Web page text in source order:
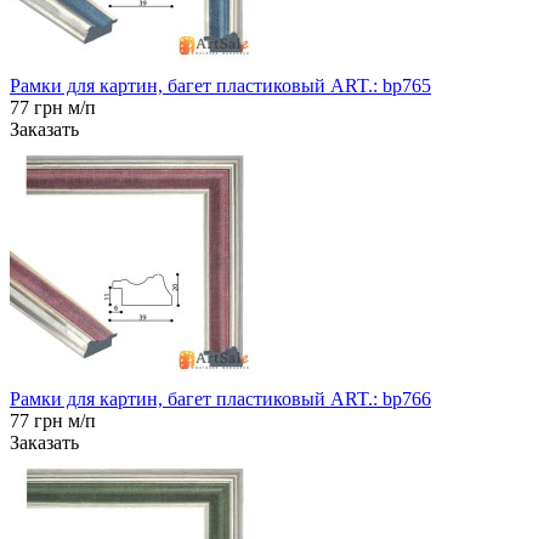
Рамки для картин, багет пластиковый ART.: bp765
77 грн м/п
Заказать
Рамки для картин, багет пластиковый ART.: bp766
77 грн м/п
Заказать